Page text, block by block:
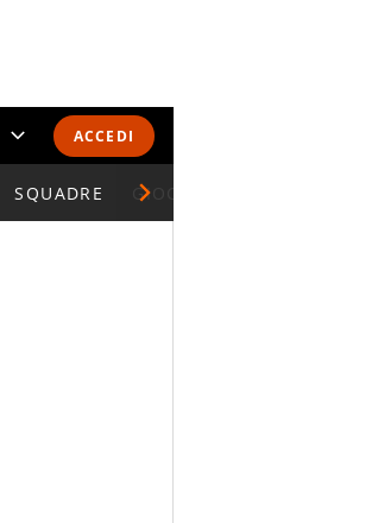
ACCEDI
E CLASSIFICHE
SQUADRE GIOCATORI SERIE A